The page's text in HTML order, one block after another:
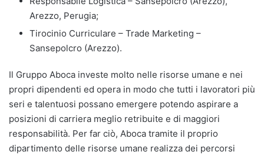
Arezzo, Perugia;
Tirocinio Curriculare – Trade Marketing –
Sansepolcro (Arezzo).
Il Gruppo Aboca investe molto nelle risorse umane e nei
propri dipendenti ed opera in modo che tutti i lavoratori più
seri e talentuosi possano emergere potendo aspirare a
posizioni di carriera meglio retribuite e di maggiori
responsabilità. Per far ciò, Aboca tramite il proprio
dipartimento delle risorse umane realizza dei percorsi